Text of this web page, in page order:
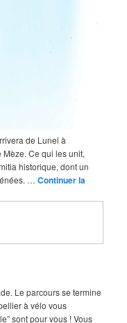
de Lunel à
Ce qui les unit,
historique, dont un
…Continuer la
Le parcours se termine
à vélo vous
sont pour vous ! Vous